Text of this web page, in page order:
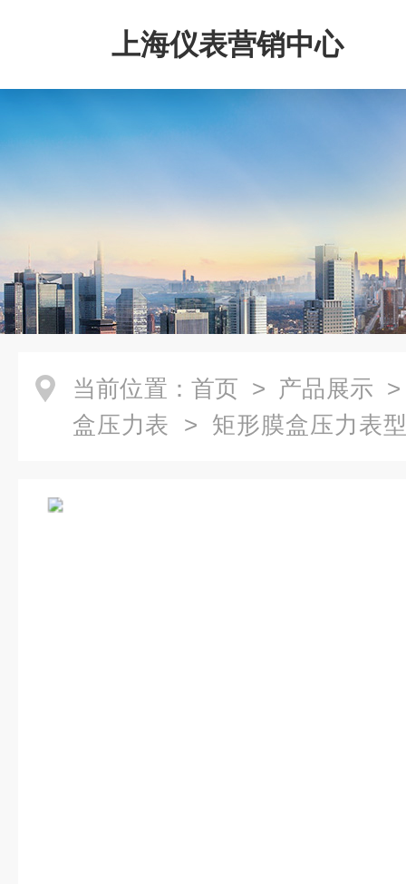
上海仪表营销中心
当前位置： 首页 > 产品展示
盒压力表 > 矩形膜盒压力表